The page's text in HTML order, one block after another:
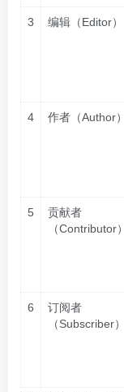
3 编辑（Editor）
4 作者（Author）
5
贡献者
（Contributor）
6
订阅者
（Subscriber）